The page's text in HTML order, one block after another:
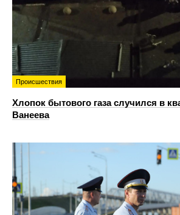
Происшествия
Хлопок бытового газа случился в
Ванеева